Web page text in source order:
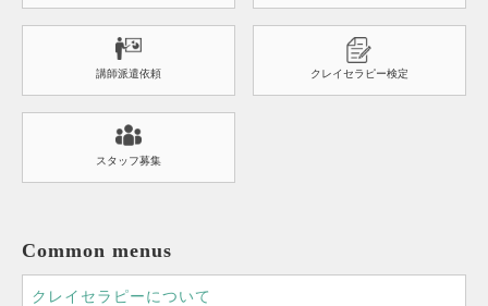
講師派遣依頼 クレイセラピー検定
スタッフ募集
Common menus
クレイセラピーについて